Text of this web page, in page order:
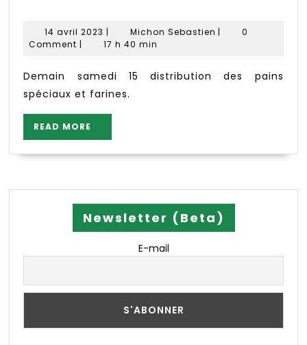
pains
spéciaux
farines.
14 avril 2023 14
avril
| Michon Sebastien Michon
|
0
Comment | 17 h 40 min
Demain samedi 15 distribution des pains
spéciaux et farines.
READ MORE
MORE
Newsletter (Beta)
E-mail